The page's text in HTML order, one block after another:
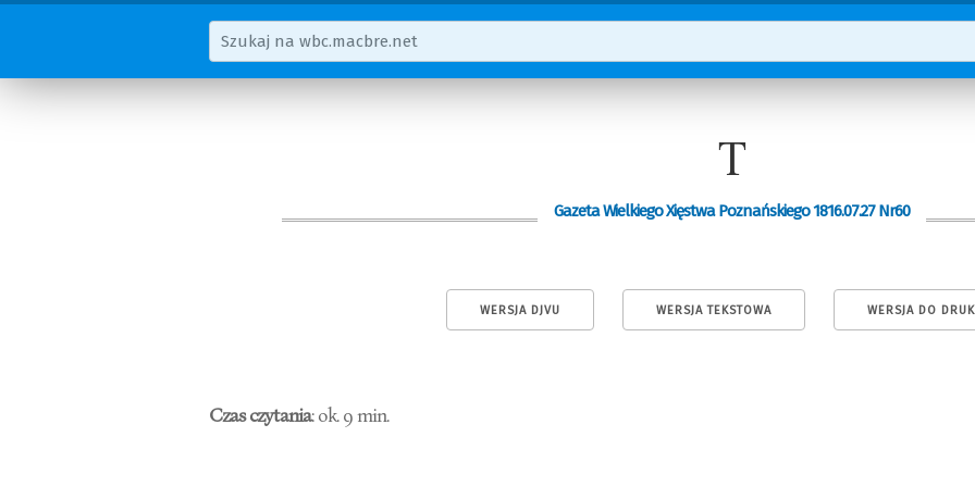
T
Gazeta Wielkiego Xięstwa Poznańskiego 1816.07.27 Nr60
WERSJA DJVU WERSJA TEKSTOWA WERSJA DO
Czas czytania: ok. 9 min.